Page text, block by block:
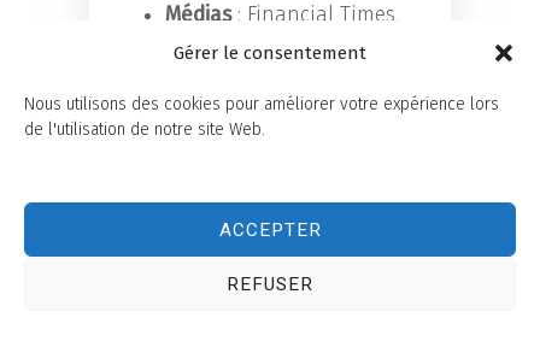
Gérer le consentement
Nous utilisons des cookies pour améliorer votre expérience lors
de l'utilisation de notre site Web.
ACCEPTER
REFUSER
Médias: Financial Times,
Wall Street Journal,
Banque/Finance: VISA,
CIC, Crédit Mutuel, Gras
Locale, Banque de
Savoie, Relyens
Engie, BASF, Air Liquide,